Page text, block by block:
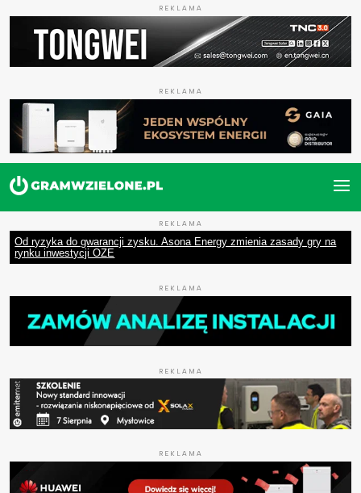
REKLAMA
REKLAMA
REKLAMA
Od ryzyka do gwarancji zysku. Asona Energy zmienia zasady gry na
rynku inwestycji OZE
REKLAMA
REKLAMA
REKLAMA